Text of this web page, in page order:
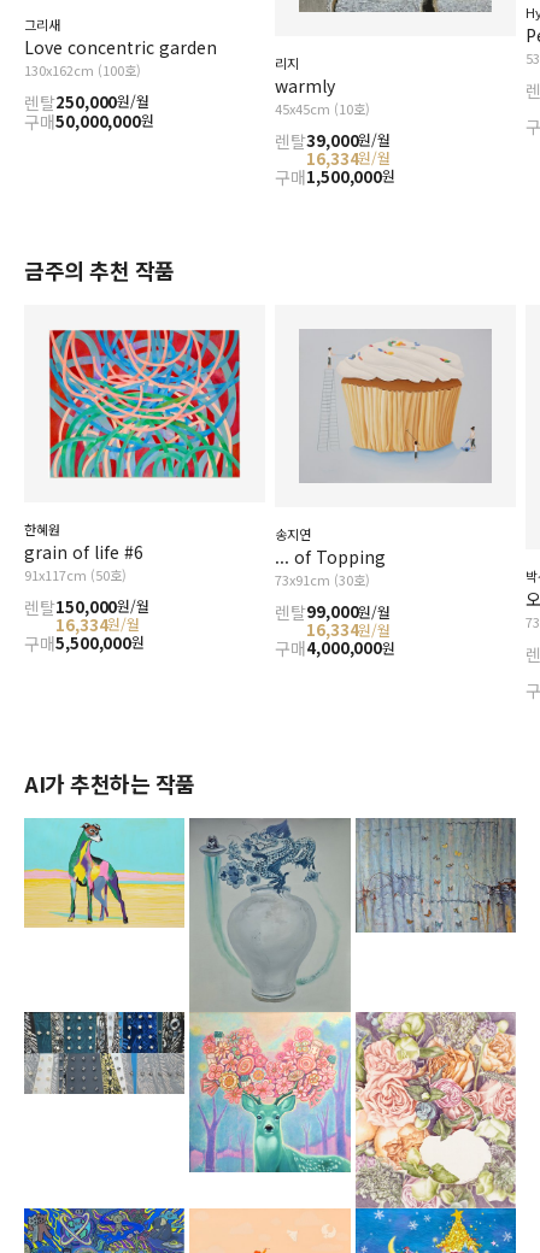
그리새
Love concentric garden
130x162cm (100호)
렌탈250,000원/월
구매50,000,000원
리지
warmly
45x45cm (10호)
렌탈39,000원/월
16,334원/월
구매1,500,000원
금주의 추천 작품
한혜원
grain of life #6
91x117cm (50호)
렌탈150,000원/월
16,334원/월
구매5,500,000원
송지연
... of Topping
73x91cm (30호)
렌탈99,000원/월
16,334원/월
구매4,000,000원
AI가 추천하는 작품